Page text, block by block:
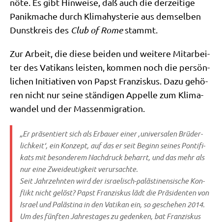
nö­te. Es gibt Hin­wei­se, daß auch die der­zei­ti­ge
Panik­ma­che durch Kli­ma­hy­ste­rie aus dem­sel­ben
Dunst­kreis des Club of Romestammt.
Zur Arbeit, die die­se bei­den und wei­te­re Mit­ar­bei­
ter des Vati­kans lei­sten, kom­men noch die per­sön­
li­chen Initia­ti­ven von Papst Fran­zis­kus. Dazu gehö­
ren nicht nur sei­ne stän­di­gen Appel­le zum Kli­ma­
wan­del und der Massenmigration.
„Er prä­sen­tiert sich als Erbau­er einer ‚uni­ver­sa­len Brü­der­
lich­keit‘, ein Kon­zept, auf das er seit Beginn sei­nes Pon­ti­fi­
kats mit beson­de­rem Nach­druck beharrt, und das mehr als
nur eine Zwei­deu­tig­keit ver­ur­sach­te.
Seit Jahr­zehn­ten wird der israe­lisch-palä­sti­nen­si­sche Kon­
flikt nicht gelöst? Papst Fran­zis­kus lädt die Prä­si­den­ten von
Isra­el und Palä­sti­na in den Vati­kan ein, so gesche­hen 2014.
Um des fünf­ten Jah­res­ta­ges zu geden­ken, bat Fran­zis­kus